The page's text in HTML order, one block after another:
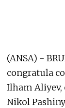
(ANSA) -
congratula
Ilham
Nikol